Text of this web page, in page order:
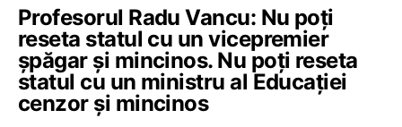
Profesorul Radu Vancu: Nu poți
reseta statul cu un vicepremier
șpăgar și mincinos. Nu poți reseta
statul cu un ministru al Educației
cenzor și mincinos